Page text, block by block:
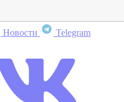
Новости Telegram